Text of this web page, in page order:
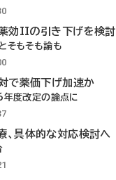
薬効IIの引き下げを検討
そもそも論も
対で薬価下げ加速か
年度改定の論点に
、具体的な対応検討へ